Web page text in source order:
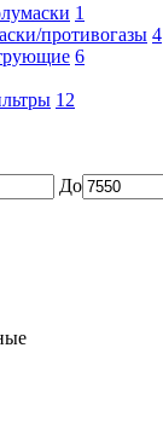
1
противогазы 4
6
12
До